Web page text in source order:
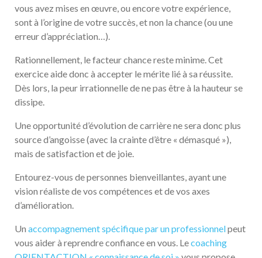
vous avez mises en œuvre, ou encore votre expérience,
sont à l’origine de votre succès, et non la chance (ou une
erreur d’appréciation…).
Rationnellement, le facteur chance reste minime. Cet
exercice aide donc à accepter le mérite lié à sa réussite.
Dès lors, la peur irrationnelle de ne pas être à la hauteur se
dissipe.
Une opportunité d’évolution de carrière ne sera donc plus
source d’angoisse (avec la crainte d’être « démasqué »),
mais de satisfaction et de joie.
Entourez-vous de personnes bienveillantes, ayant une
vision réaliste de vos compétences et de vos axes
d’amélioration.
Un accompagnement spécifique par un professionnelpeut
vous aider à reprendre confiance en vous. Lecoaching